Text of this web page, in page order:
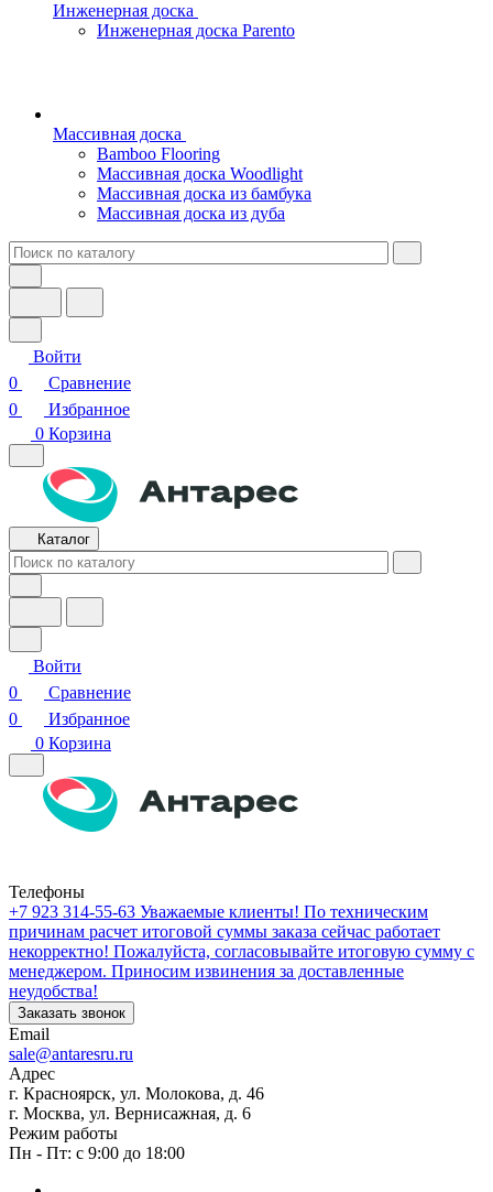
Инженерная доска
Инженерная доска Parento
Массивная доска
Bamboo Flooring
Массивная доска Woodlight
Массивная доска из бамбука
Массивная доска из дуба
Войти
0
Сравнение
0
Избранное
0 Корзина
Каталог
Войти
0
Сравнение
0
Избранное
0 Корзина
Телефоны
+7 923 314-55-63 Уважаемые клиенты! По техническим
причинам расчет итоговой суммы заказа сейчас работает
некорректно! Пожалуйста, согласовывайте итоговую сумму с
менеджером. Приносим извинения за доставленные
неудобства!
Заказать звонок
Email
sale@antaresru.ru
Адрес
г. Красноярск, ул. Молокова, д. 46
г. Москва, ул. Вернисажная, д. 6
Режим работы
Пн - Пт: с 9:00 до 18:00